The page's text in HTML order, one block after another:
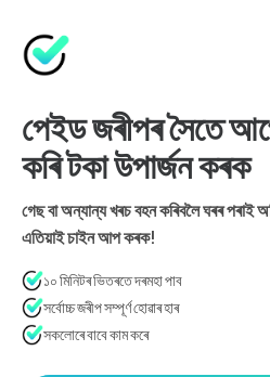
পেইড জৰীপৰ সৈতে
কৰি টকা উপাৰ্জন কৰক
গেছ বা অন্যান্য খৰচ বহন কৰিবলৈ ঘৰৰ পৰাই
এতিয়াই চাইন আপ কৰক!
১০ মিনিটৰ ভিতৰতে দৰমহা পাব
সৰ্বোচ্চ জৰীপ সম্পূৰ্ণ হোৱাৰ হাৰ
সকলোৰে বাবে কাম কৰে